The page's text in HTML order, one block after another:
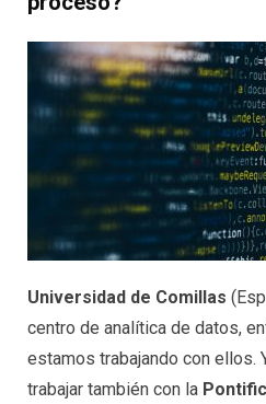
Universidad de Comillas
centro de analítica de datos,
estamos trabajando con ellos.
trabajar también con la